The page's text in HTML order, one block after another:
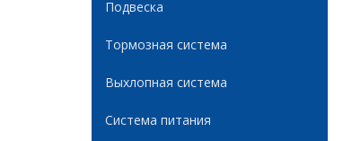
Подвеска
Тормозная система
Выхлопная система
Система питания